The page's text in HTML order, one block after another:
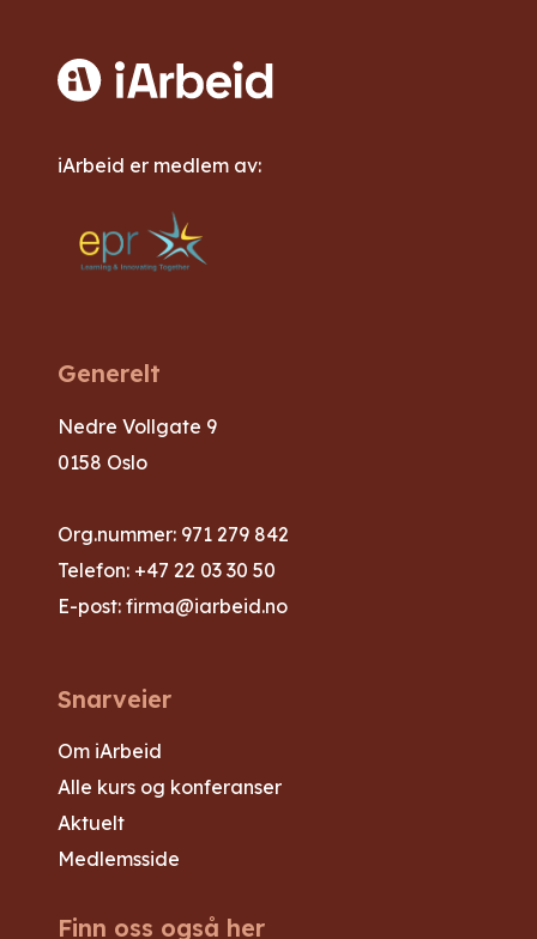
iArbeid er medlem av:
Generelt
Nedre Vollgate 9
0158 Oslo
Org.nummer: 971 279 842
Telefon: +47 22 03 30 50
E-post: firma@iarbeid.no
Snarveier
Om iArbeid
Alle kurs og konferanser
Aktuelt
Medlemsside
Finn oss også her